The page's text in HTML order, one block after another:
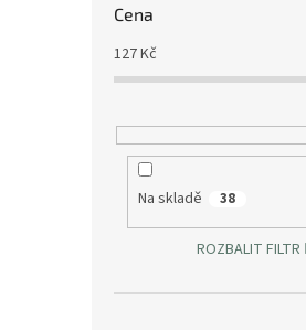
Cena
127Kč
Na skladě 38
ROZBALIT FILTR